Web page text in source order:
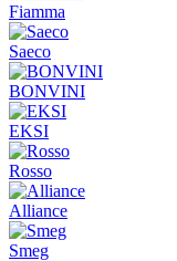
Fiamma
Saeco
BONVINI
EKSI
Rosso
Alliance
Smeg